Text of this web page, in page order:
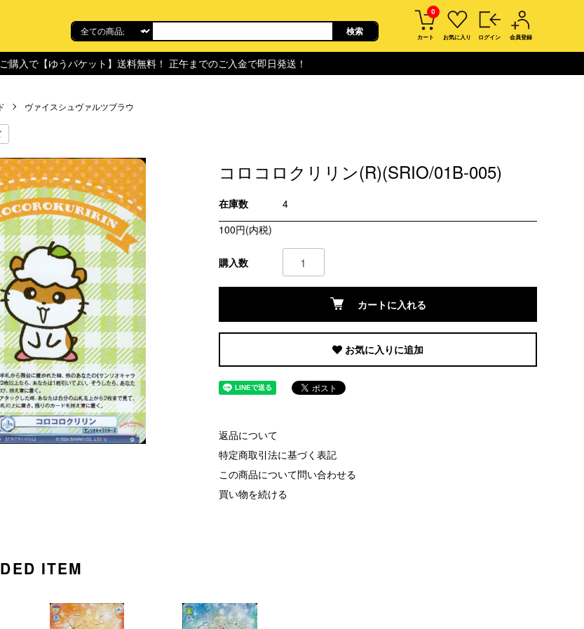
0
カート お気に入り ログイン 会員登録
購入で【ゆうパケット】送料無料！ 正午までのご入金で即日発送！
ヴァイスシュヴァルツブラウ
コロコロクリリン(R)(SRIO/01B-005)
在庫数
4
100円(内税)
購入数
カートに入れる
お気に入りに追加
返品について
特定商取引法に基づく表記
この商品について問い合わせる
買い物を続ける
ITEM